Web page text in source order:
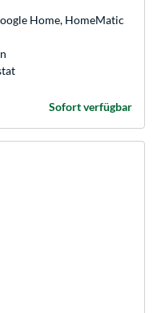
Home, HomeMatic
Sofort verfügbar